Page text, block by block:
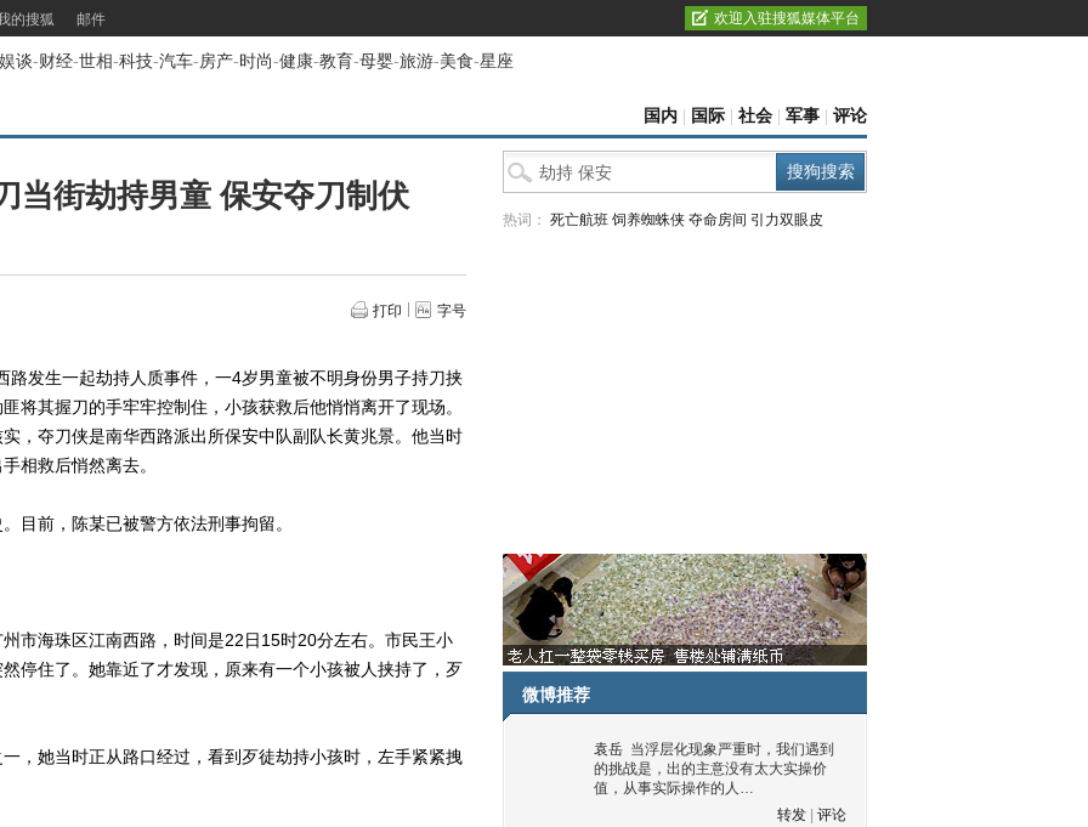
的搜狐 邮件 欢迎入驻搜狐媒体平台
娱谈-财经-世相-科技-汽车-房产-时尚-健康-教育-母婴-旅游-美食-星座
国内 国际 社会 军事 评论
当街劫持男童 保安夺刀制伏
打印 字号
生一起劫持人质事件，一4岁男童被不明身份男子持刀挟
将其握刀的手牢牢控制住，小孩获救后他悄悄离开了现场。
，夺刀侠是南华西路派出所保安中队副队长黄兆景。他当时
相救后悄然离去。
前，陈某已被警方依法刑事拘留。
海珠区江南西路，时间是22日15时20分左右。市民王小
停住了。她靠近了才发现，原来有一个小孩被人挟持了，歹
她当时正从路口经过，看到歹徒劫持小孩时，左手紧紧拽
热词： 死亡航班 饲养蜘蛛侠 夺命房间 引力双眼皮
微博推荐
袁岳 当浮层化现象严重时，我们遇到
的挑战是，出的主意没有太大实操价
值，从事实际操作的人…
转发
评论